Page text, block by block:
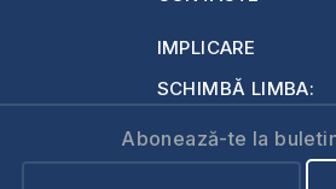
IMPLICARE
SCHIMBĂ LIMBA:
Abonează-te la